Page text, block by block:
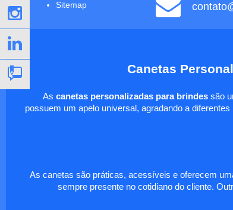
Sitemap
Canetas
As canetas personalizadas para brindessão
possuem um apelo universal, agradando a
As canetas são práticas, acessíveis e oferecem
sempre presente no cotidiano do cliente.